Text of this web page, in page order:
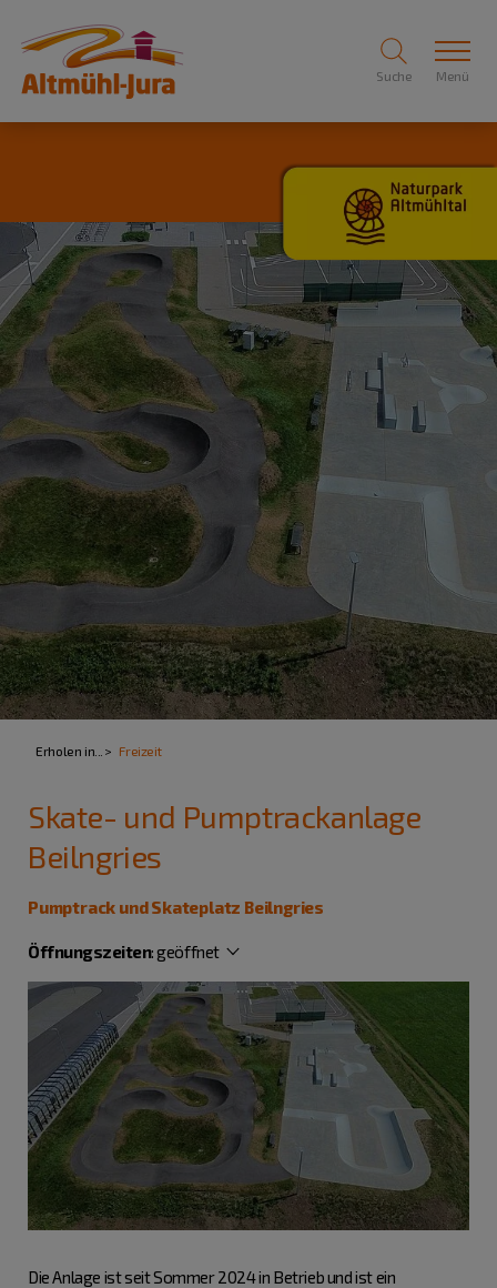
Suche Menü
Erholen in... Freizeit
Skate- und Pumptrackanlage
Beilngries
Pumptrack und Skateplatz Beilngries
Öffnungszeiten:geöffnet
Die Anlage ist seit Sommer 2024 in Betrieb und ist ein